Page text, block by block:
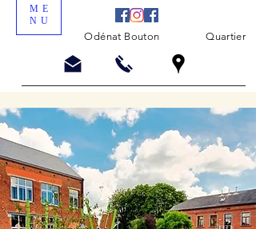
ME
NU
Odénat Bouton Quartier